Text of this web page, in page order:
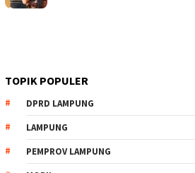
TOPIK POPULER
DPRD LAMPUNG
LAMPUNG
PEMPROV LAMPUNG